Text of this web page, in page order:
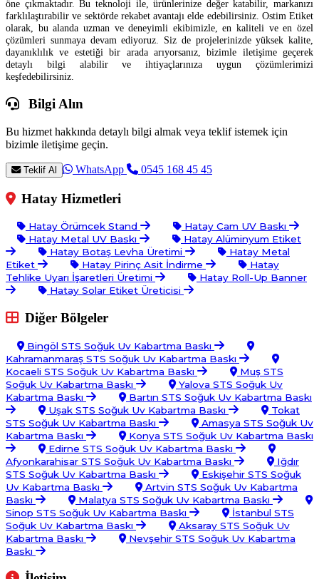
öne çıkmaktadır. Bu teknoloji ile, ürünlerinize değer katabilir, markanızı
farklılaştırabilir ve sektörde rekabet avantajı elde edebilirsiniz. Ostim Etiket
olarak, bu alanda uzman ve deneyimli ekibimizle, en kaliteli ve en özel
çözümleri sunmaya devam ediyoruz. Siz de projelerinizde yüksek kalite,
dayanıklılık ve estetiği bir arada arıyorsanız, bizimle iletişime geçerek
detaylı bilgi alabilir ve ihtiyaçlarınıza uygun çözümlerimizi
keşfedebilirsiniz.
Bilgi Alın
Bu hizmet hakkında detaylı bilgi almak veya teklif istemek için
bizimle iletişime geçin.
Teklif Al WhatsApp 0545 168 45 45
Hatay Hizmetleri
Hatay Örümcek Stand
Hatay Cam UV Baskı
Hatay Metal UV Baskı
Hatay Alüminyum Etiket
Hatay Botaş Levha Üretimi
Hatay Metal
Etiket
Hatay Pirinç Asit İndirme
Hatay
Tehlike Uyarı İşaretleri Üretimi
Hatay Roll-Up Banner
Hatay Solar Etiket Üreticisi
Diğer Bölgeler
Bingöl STS Soğuk Uv Kabartma Baskı
Kahramanmaraş STS Soğuk Uv Kabartma Baskı
Kocaeli STS Soğuk Uv Kabartma Baskı
Muş STS
Soğuk Uv Kabartma Baskı
Yalova STS Soğuk Uv
Kabartma Baskı
Bartın STS Soğuk Uv Kabartma Baskı
Uşak STS Soğuk Uv Kabartma Baskı
Tokat
STS Soğuk Uv Kabartma Baskı
Amasya STS Soğuk Uv
Kabartma Baskı
Konya STS Soğuk Uv Kabartma Baskı
Edirne STS Soğuk Uv Kabartma Baskı
Afyonkarahisar STS Soğuk Uv Kabartma Baskı
Iğdır
STS Soğuk Uv Kabartma Baskı
Eskişehir STS Soğuk
Uv Kabartma Baskı
Artvin STS Soğuk Uv Kabartma
Baskı
Malatya STS Soğuk Uv Kabartma Baskı
Sinop STS Soğuk Uv Kabartma Baskı
İstanbul STS
Soğuk Uv Kabartma Baskı
Aksaray STS Soğuk Uv
Kabartma Baskı
Nevşehir STS Soğuk Uv Kabartma
Baskı